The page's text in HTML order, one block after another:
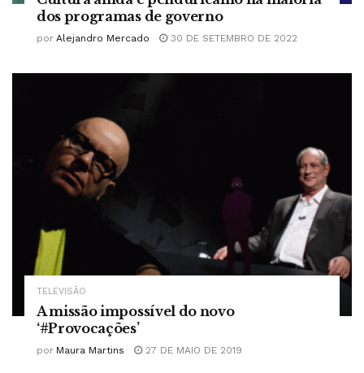
dos programas de governo
por Alejandro Mercado 30 DE SETEMBRO DE 2022
TELEVISÃO
A missão impossível do novo
‘#Provocações’
por Maura Martins 27 DE MAIO DE 2019